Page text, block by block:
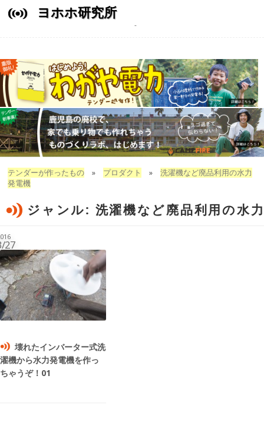
ヨホホ研究所
テンダーが作ったもの» プロダクト » 洗濯機など廃品利用の水力
発電機
ジャンル: 洗濯機など廃品利用の水
27
壊れたインバーター式洗
濯機から水力発電機を作っ
ちゃうぞ！01